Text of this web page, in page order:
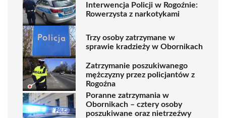
Interwencja Policji w Rogoźnie:
Rowerzysta z narkotykami
Trzy osoby zatrzymane w
sprawie kradzieży w Obornikach
Zatrzymanie poszukiwanego
mężczyzny przez policjantów z
Rogoźna
Poranne zatrzymania w
Obornikach – cztery osoby
poszukiwane oraz nietrzeźwy